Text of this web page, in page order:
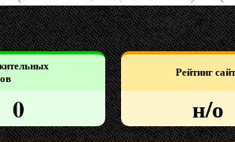
0
Рейтинг
н/о